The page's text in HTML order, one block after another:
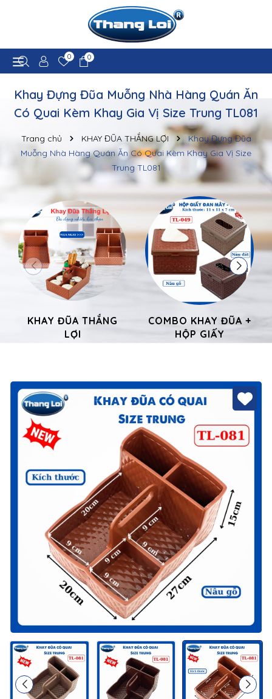
0 0
Khay Đựng Đũa Muỗng Nhà Hàng Quán Ăn
Có Quai Kèm Khay Gia Vị Size Trung TL081
Trang chủ KHAY ĐŨA THẮNG LỢI
Khay Đựng Đũa
Muỗng Nhà Hàng Quán Ăn Có Quai Kèm Khay Gia Vị Size
Trung TL081
KHAY ĐŨA THẮNG
LỢI
COMBO KHAY ĐŨA +
HỘP GIẤY